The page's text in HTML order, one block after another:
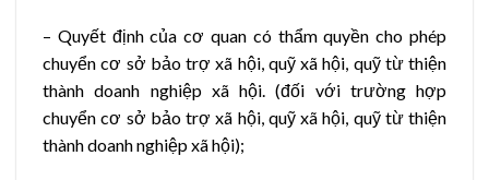
– Quyết định của cơ quan có thẩm quyền cho phép
chuyển cơ sở bảo trợ xã hội, quỹ xã hội, quỹ từ thiện
thành doanh nghiệp xã hội. (đối với trường hợp
chuyển cơ sở bảo trợ xã hội, quỹ xã hội, quỹ từ thiện
thành doanh nghiệp xã hội);